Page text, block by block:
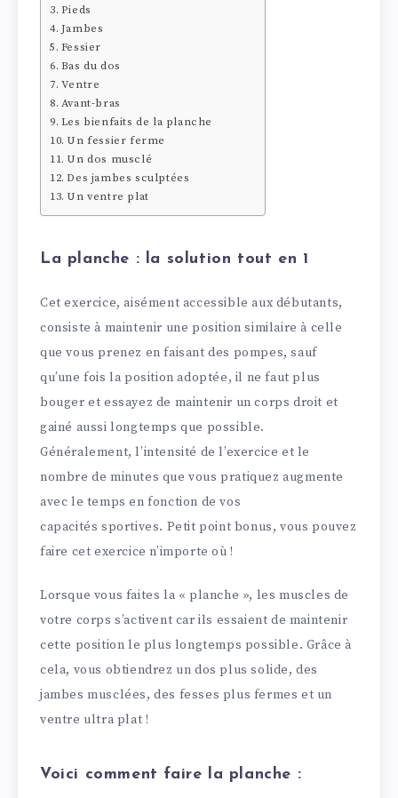
Pieds
Jambes
Fessier
Bas du dos
Ventre
Avant-bras
Les bienfaits de la planche
Un fessier ferme
Un dos musclé
Des jambes sculptées
Un ventre plat
La planche : la solution tout en 1
Cet exercice, aisément accessible aux débutants,
consiste à maintenir une position similaire à celle
que vous prenez en faisant des pompes, sauf
qu’une fois la position adoptée, il ne faut plus
bouger et essayez de maintenir un corps droit et
gainé aussi longtemps que possible.
Généralement, l’intensité de l’exercice et le
nombre de minutes que vous pratiquez augmente
avec le temps en fonction de vos
capacités sportives. Petit point bonus, vous pouvez
faire cet exercice n’importe où !
Lorsque vous faites la « planche », les muscles de
votre corps s’activent car ils essaient de maintenir
cette position le plus longtemps possible. Grâce à
cela, vous obtiendrez un dos plus solide, des
jambes musclées, des fesses plus fermes et un
ventre ultra plat !
Voici comment faire la planche :